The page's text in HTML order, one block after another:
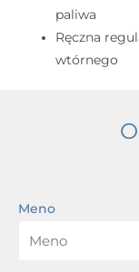
paliwa
Ręczna
wtórnego
Meno